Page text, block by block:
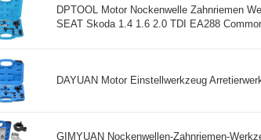
DPTOOL Motor Nockenwelle Zahnriemen
SEAT Skoda 1.4 1.6 2.0 TDI EA288
DAYUAN Motor Einstellwerkzeug
GIMYUAN Nockenwellen-Zahnriemen-